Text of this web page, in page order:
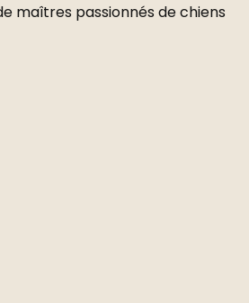
maîtres passionnés de chiens